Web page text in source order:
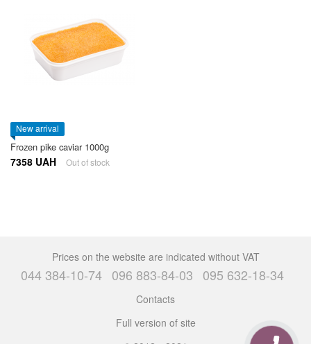
New arrival
Frozen pike caviar 1000g
7358 UAH Out of stock
Prices on the website are indicated without VAT
044 384-10-74 096 883-84-03 095 632-18-34
Contacts
Full version of site